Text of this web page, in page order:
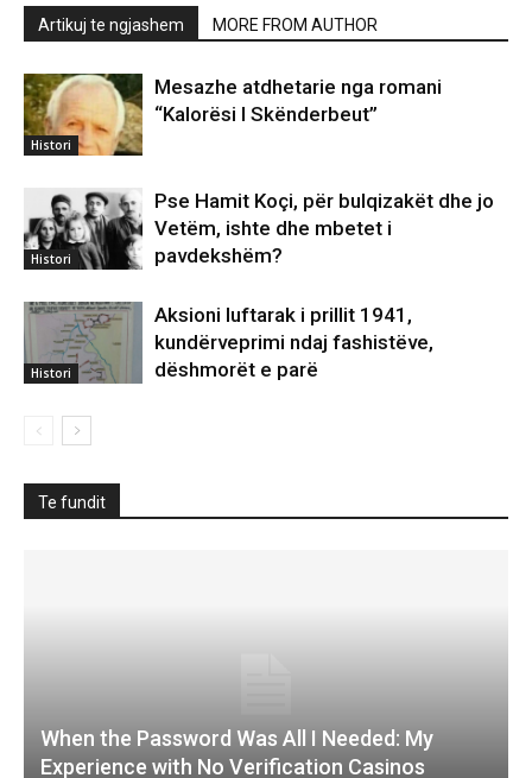
Artikuj te ngjashem MORE FROM AUTHOR
Histori
Mesazhe atdhetarie nga romani
“Kalorësi I Skënderbeut”
Histori
Pse Hamit Koçi, për bulqizakët dhe jo
Vetëm, ishte dhe mbetet i
pavdekshëm?
Histori
Aksioni luftarak i prillit 1941,
kundërveprimi ndaj fashistëve,
dëshmorët e parë
Te fundit
When the Password Was All I Needed: My
Experience with No Verification Casinos